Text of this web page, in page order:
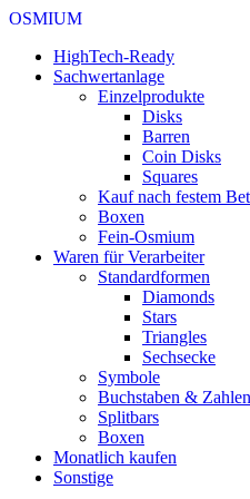
OSMIUM
HighTech-Ready
Sachwertanlage
Einzelprodukte
Disks
Barren
Coin Disks
Squares
Kauf nach festem
Boxen
Fein-Osmium
Waren für Verarbeiter
Standardformen
Diamonds
Stars
Triangles
Sechsecke
Symbole
Buchstaben & Zahlen
Splitbars
Boxen
Monatlich kaufen
Sonstige